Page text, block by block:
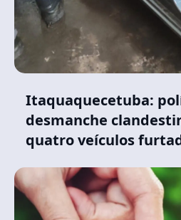
Itaquaquecetuba:
desmanche
quatro veículos